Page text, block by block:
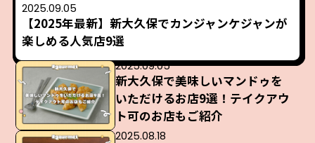
2025.09.05
【2025年最新】新大久保でカンジャンケジャンが
楽しめる人気店9選
2025.09.05
新大久保で美味しいマンドゥを
いただけるお店9選！テイクアウ
ト可のお店もご紹介
2025.08.18